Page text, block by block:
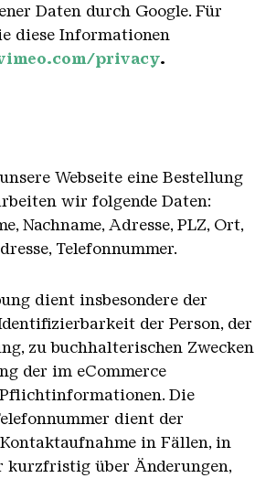
Daten durch Google. Für
diese Informationen
privacy.
Webseite eine Bestellung
wir folgende Daten:
Nachname, Adresse, PLZ, Ort,
Telefonnummer.
dient insbesondere der
der Person, der
zu buchhalterischen Zwecken
der im eCommerce
Die
dient der
in Fällen, in
kurzfristig über Änderungen,